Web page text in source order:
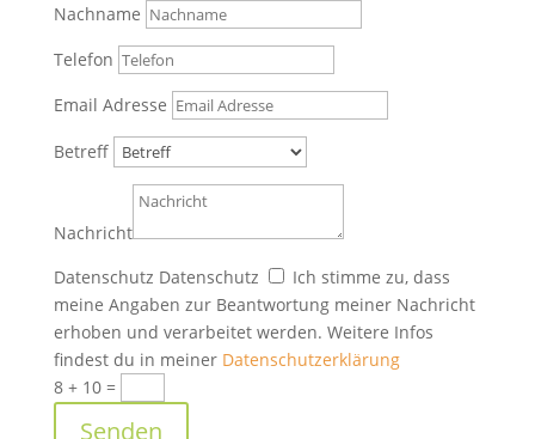
Nachname
Telefon
Email Adresse
Betreff
Nachricht
Datenschutz Datenschutz
Ich stimme zu, dass
meine Angaben zur Beantwortung meiner Nachricht
erhoben und verarbeitet werden. Weitere Infos
findest du in meiner Datenschutzerklärung
8 + 10=
Senden